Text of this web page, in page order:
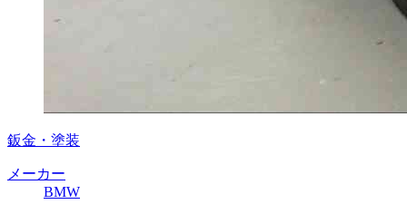
鈑金・塗装
メーカー
BMW